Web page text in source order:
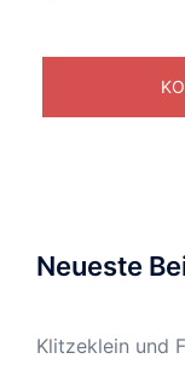
Neueste
Klitzeklein und